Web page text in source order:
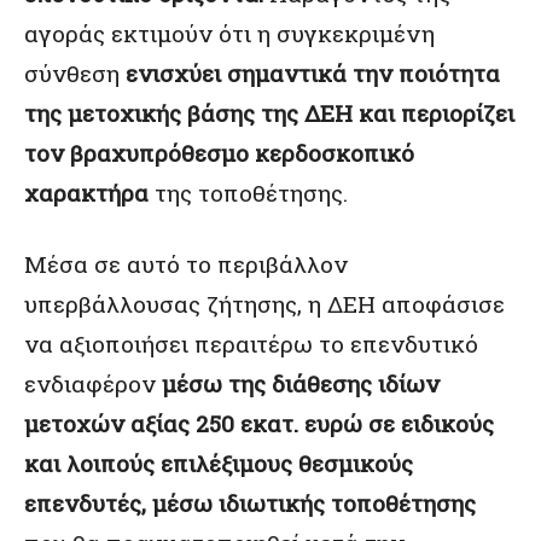
αγοράς εκτιμούν ότι η συγκεκριμένη
σύνθεση ενισχύει σημαντικά την ποιότητα
της μετοχικής βάσης της ΔΕΗ και περιορίζει
τον βραχυπρόθεσμο κερδοσκοπικό
χαρακτήρα της τοποθέτησης.
Μέσα σε αυτό το περιβάλλον
υπερβάλλουσας ζήτησης, η ΔΕΗ αποφάσισε
να αξιοποιήσει περαιτέρω το επενδυτικό
ενδιαφέρον μέσω της διάθεσης ιδίων
μετοχών αξίας 250 εκατ. ευρώ σε ειδικούς
και λοιπούς επιλέξιμους θεσμικούς
επενδυτές, μέσω ιδιωτικής τοποθέτησης